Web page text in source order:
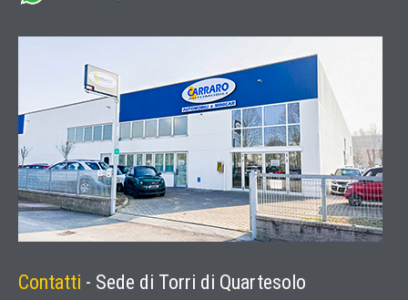
Contatti - Sede di Torri di Quartesolo